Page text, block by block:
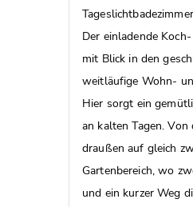
Der einladende
mit Blick in den
weitläufige Wohn-
Hier sorgt ein
an kalten Tagen.
draußen auf gleich
Gartenbereich, wo
und ein kurzer Weg